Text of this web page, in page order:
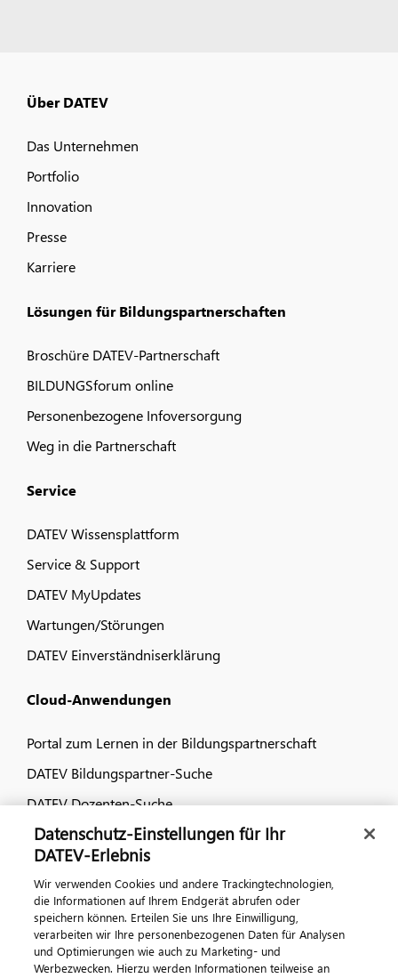
Über DATEV
Das Unternehmen
Portfolio
Innovation
Presse
Karriere
Lösungen für Bildungspartnerschaften
Broschüre DATEV-Partnerschaft
BILDUNGSforum online
Personenbezogene Infoversorgung
Weg in die Partnerschaft
Service
DATEV Wissensplattform
Service & Support
DATEV MyUpdates
Wartungen/Störungen
DATEV Einverständniserklärung
Cloud-Anwendungen
Portal zum Lernen in der Bildungspartnerschaft
DATEV Bildungspartner-Suche
DATEV Dozenten-Suche
Dialog & Medien
Veranstaltungen
DATEV magazin
DATEV-Community
Datenschutz-Einstellungen für Ihr
DATEV-Erlebnis
Wir verwenden Cookies und andere Trackingtechnologien,
die Informationen auf Ihrem Endgerät abrufen oder
speichern können. Erteilen Sie uns Ihre Einwilligung,
verarbeiten wir Ihre personenbezogenen Daten für Analysen
und Optimierungen wie auch zu Marketing- und
Werbezwecken. Hierzu werden Informationen teilweise an